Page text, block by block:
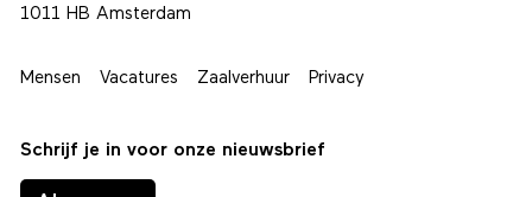
1011 HB Amsterdam
Mensen Vacatures Zaalverhuur Privacy
Schrijf je in voor onze nieuwsbrief